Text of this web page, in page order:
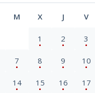
M X J V
1 2 3
7 8 9 10
14 15 16 17